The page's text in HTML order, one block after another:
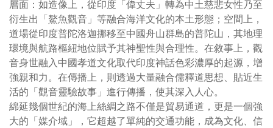
層面：如造像上，從印度「偉丈夫」轉為中土慈悲女性乃至
衍生出「鰲魚觀音」等融合海洋文化的本土形態；空間上，
道場從印度普陀洛迦挪移至中國舟山群島的普陀山，其地理
環境與航路樞紐地位賦予其神聖性與合理性。在敘事上，觀
音身世融入中國孝道文化取代印度神話色彩濃厚的起源，增
強親和力。在傳播上，則透過大量融合儒釋道思想、貼近生
活的「觀音靈驗故事」進行傳播，使其深入人心。
綿延幾個世紀的海上絲綢之路不僅是貿易通道，更是一個強
大的「媒介域」，它超越了單純的交通功能，成為文化、信